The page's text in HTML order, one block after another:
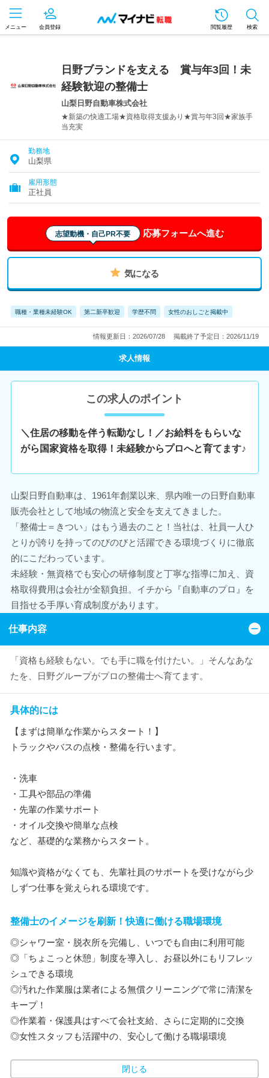
メニュー 会員登録 閲覧履歴 検索
日野ブランドを支える 賞与年3回！未
経験歓迎の整備士
山梨日野自動車株式会社
★新築の快適工場★資格取得支援あり★賞与年3回★家族手
当充実
勤務地
山梨県
雇用形態
正社員
志望動機・自己PR不要 応募フォームへ進む
気になる
職種・業種未経験OK 第二新卒歓迎 学歴不問 女性のおしごと掲載中
情報更新日：2026/07/28 掲載終了予定日：2026/11/19
求人情報
この求人のポイント
＼住居の移動を伴う転勤なし！／お給料をもらいな
がら国家資格を取得！未経験からプロへと育てます♪
山梨日野自動車は、1961年創業以来、県内唯一の日野自動車
販売会社として地域の物流と安全を支えてきました。
「整備士＝きつい」はもう過去のこと！当社は、社員一人ひ
とりが誇りを持ってのびのびと活躍できる環境づくりに徹底
的にこだわっています。
未経験・無資格でも安心の研修制度と丁寧な指導に加え、資
格取得費用は会社が全額負担。イチから『自動車のプロ』を
目指せる手厚い育成制度があります。
仕事内容
「資格も経験もない。でも手に職を付けたい。」そんなあな
たを、日野グループがプロの整備士へ育てます。
具体的には
【まずは簡単な作業からスタート！】
トラックやバスの点検・整備を行います。
・洗車
・工具や部品の準備
・先輩の作業サポート
・オイル交換や簡単な点検
など、基礎的な業務からスタート。
知識や資格がなくても、先輩社員のサポートを受けながら少
しずつ仕事を覚えられる環境です。
整備士のイメージを刷新！快適に働ける職場環境
◎シャワー室・脱衣所を完備し、いつでも自由に利用可能
◎「ちょこっと休憩」制度を導入し、お昼以外にもリフレッ
シュできる環境
◎汚れた作業服は業者による無償クリーニングで常に清潔を
キープ！
◎作業着・保護具はすべて会社支給、さらに定期的に交換
◎女性スタッフも活躍中の、安心して働ける職場環境
閉じる